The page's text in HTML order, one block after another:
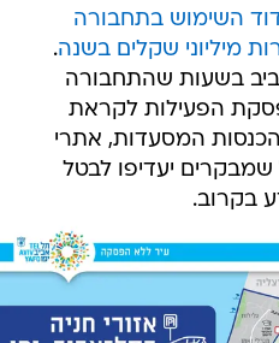
השימוש בתחבורה
מיליוני שקלים בשנה.
בשעות שהתחבורה
הפעילות לקראת
המסעדות, אתרי
שמבקרים יעדיפו לבטל
בקרוב.